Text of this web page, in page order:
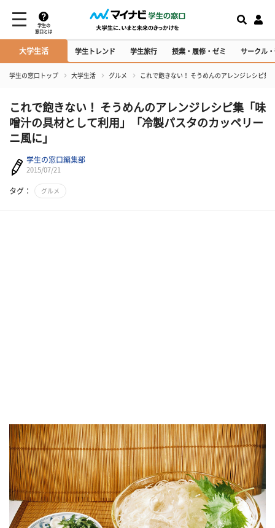
学生の
窓口とは
大学生活 学生トレンド 学生旅行 授業・履修・ゼミ サークル
学生の窓口トップ 大学生活 グルメ これで飽きない！ そうめんのアレンジレシピ集
これで飽きない！ そうめんのアレンジレシピ集「味
噌汁の具材として利用」「冷製パスタのカッペリー
ニ風に」
学生の窓口編集部
2015/07/21
タグ： グルメ